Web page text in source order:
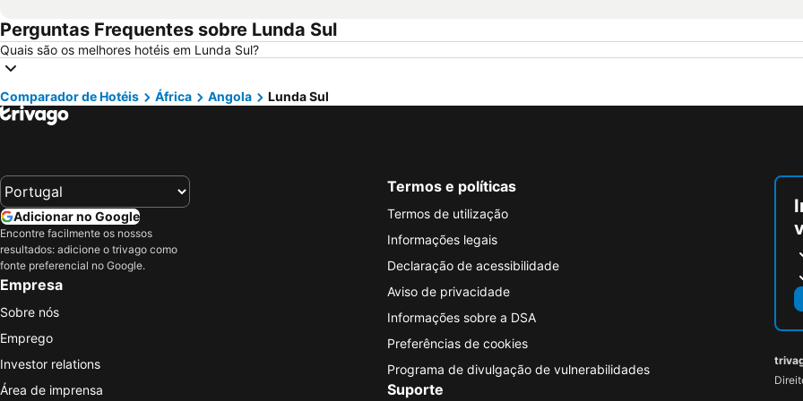
Perguntas Frequentes sobre Lunda Sul
Quais são os melhores hotéis em Lunda Sul?
Comparador de Hotéis África Angola Lunda Sul
Adicionar no Google
Encontre facilmente os nossos
resultados: adicione o trivago como
fonte preferencial no Google.
Empresa
Sobre nós
Emprego
Investor relations
Área de imprensa
Termos e políticas
Termos de utilização
Informações legais
Declaração de acessibilidade
Aviso de privacidade
Informações sobre a DSA
Preferências de cookies
Programa de divulgação de vulnerabilidades
Suporte